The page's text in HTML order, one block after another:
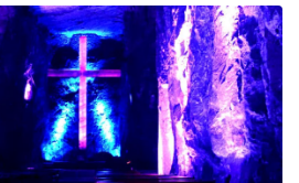
putin-limousine-part-of-fleet-
Russian President Putin